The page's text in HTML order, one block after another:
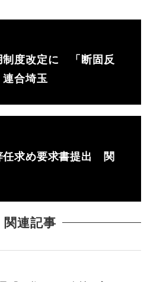
制度改定に 「断固反
合埼玉
任求め要求書提出 関
関連記事